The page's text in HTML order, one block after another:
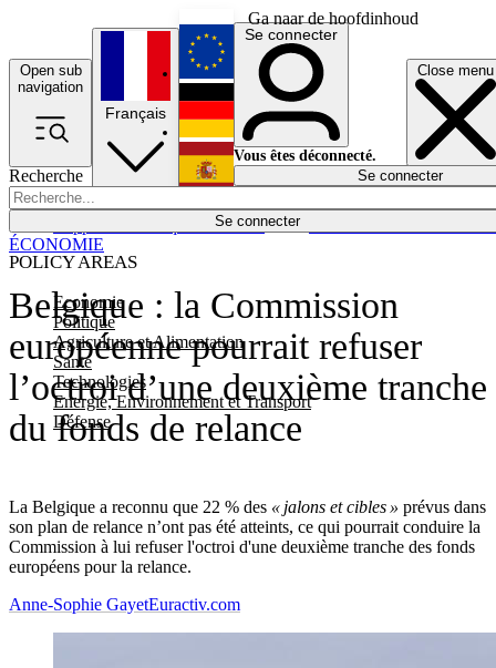
Ga naar de hoofdinhoud
Open sub
navigation
Close menu
Recherche
Se connecter
POLICY AREAS
Economie
Politique
Agriculture et Alimentation
Santé
Technologies
Energie, Environnement et Transport
Défense
Économie
Français
English
Deutsch
Español
Se connecter
Vous êtes déconnecté.
Se connecter
Belgique : la Commission
européenne pourrait refuser
l’octroi d’une deuxième tranche
du fonds de relance
La Belgique a reconnu que 22 % des « jalons et cibles » prévus dans
son plan de relance n’ont pas été atteints, ce qui pourrait conduire la
Commission à lui refuser l'octroi d'une deuxième tranche des fonds
européens pour la relance.
ÉCONOMIE
Anne-Sophie GayetEuractiv.com